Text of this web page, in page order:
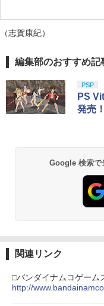
（志賀康紀）
編集部のおすすめ記
PSP
PS
発売！
Google 検索で
関連リンク
□バンダイナムコゲーム
http://